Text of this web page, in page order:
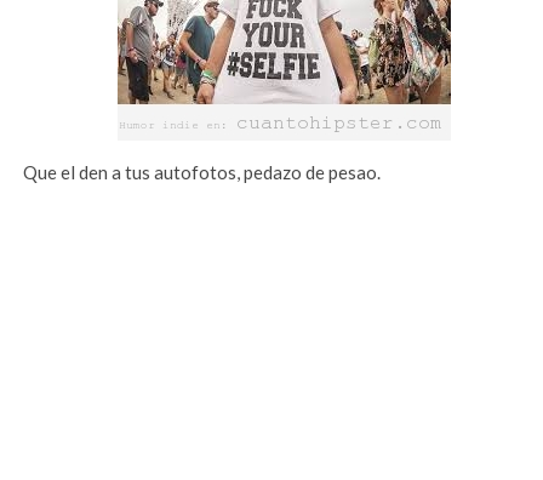
Que el den a tus autofotos, pedazo de pesao.